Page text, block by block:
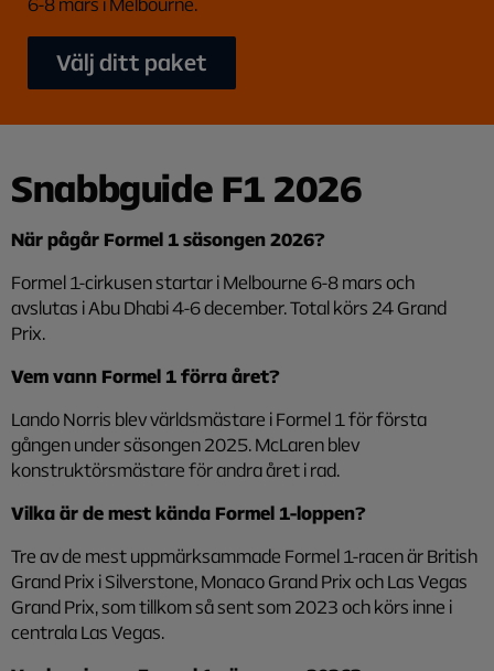
Välj ditt paket
Snabbguide F1 2026
När pågår Formel 1 säsongen 2026?
Formel 1-cirkusen startar i Melbourne 6-8 mars och
avslutas i Abu Dhabi 4-6 december. Total körs 24 Grand
Prix.
Vem vann Formel 1 förra året?
Lando Norris blev världsmästare i Formel 1 för första
gången under säsongen 2025. McLaren blev
konstruktörsmästare för andra året i rad.
Vilka är de mest kända Formel 1-loppen?
Tre av de mest uppmärksammade Formel 1-racen är British
Grand Prix i Silverstone, Monaco Grand Prix och Las Vegas
Grand Prix, som tillkom så sent som 2023 och körs inne i
centrala Las Vegas.